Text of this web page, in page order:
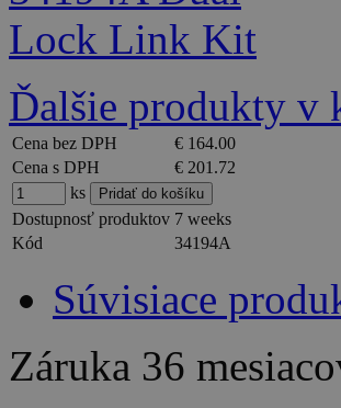
Ďalšie produkty v
Cena bez DPH
€ 164.00
Cena s DPH
€ 201.72
ks
Dostupnosť produktov 7 weeks
Kód
34194A
Súvisiace
Záruka 36